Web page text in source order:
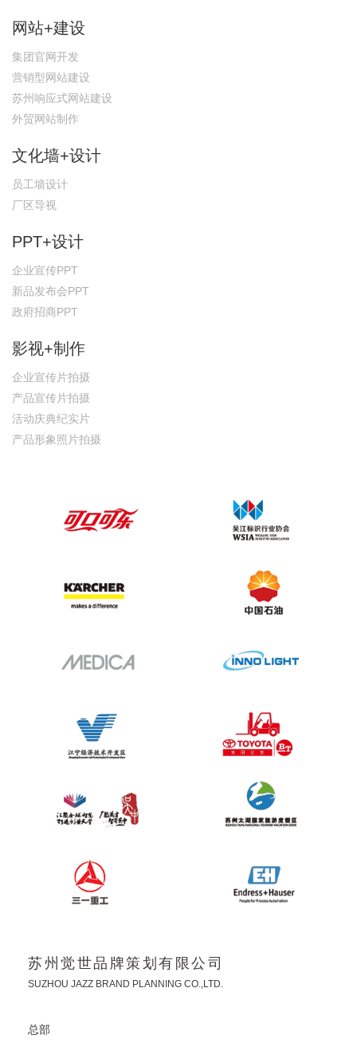
网站+建设
集团官网开发
营销型网站建设
苏州响应式网站建设
外贸网站制作
文化墙+设计
员工墙设计
厂区导视
PPT+设计
企业宣传PPT
新品发布会PPT
政府招商PPT
影视+制作
企业宣传片拍摄
产品宣传片拍摄
活动庆典纪实片
产品形象照片拍摄
苏州觉世品牌策划有限公司
SUZHOU JAZZ BRAND PLANNING CO.,LTD.
总部